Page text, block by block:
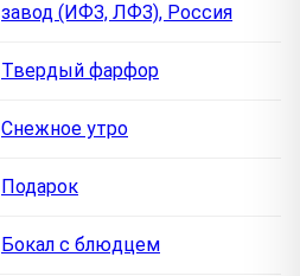
завод (ИФЗ, ЛФЗ), Россия
Твердый фарфор
Снежное утро
Подарок
Бокал с блюдцем